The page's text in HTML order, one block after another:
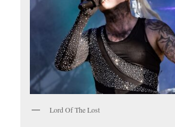
Lord Of The Lost